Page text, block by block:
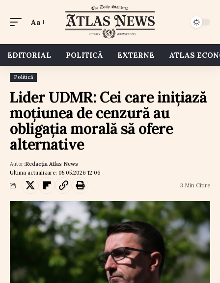
Aa
EDITORIAL POLITICĂ EXTERNE ATLAS
Politică
Lider UDMR: Cei care inițiază
moțiunea de cenzură au
obligația morală să ofere
alternative
Ultima actualizare: 05.05.2026 12:06
Autor:Redacția Atlas News
3 Min Citire